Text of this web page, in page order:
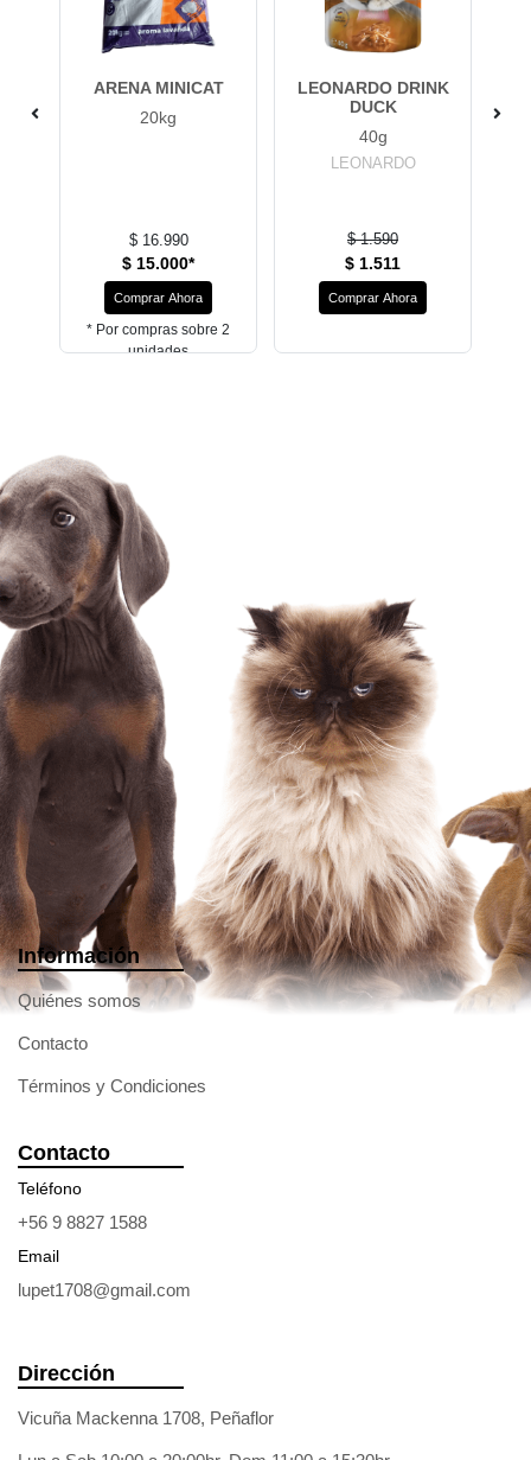
ARENA MINICAT
20kg
$ 16.990
$ 15.000*
Comprar Ahora
* Por compras sobre 2
unidades
LEONARDO DRINK
DUCK
40g
LEONARDO
$ 1.590
$ 1.511
Comprar Ahora
Información
Quiénes somos
Contacto
Términos y Condiciones
Contacto
Teléfono
+56 9 8827 1588
Email
lupet1708@gmail.com
Dirección
Vicuña Mackenna 1708, Peñaflor